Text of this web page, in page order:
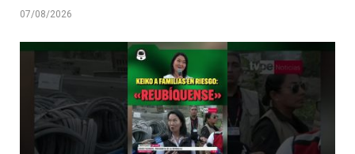
07/08/2026